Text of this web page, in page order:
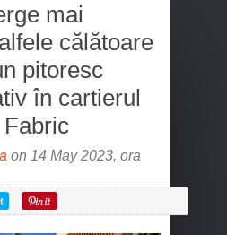
mai
călătoare
pitoresc
în cartierul
on 14 May 2023, ora